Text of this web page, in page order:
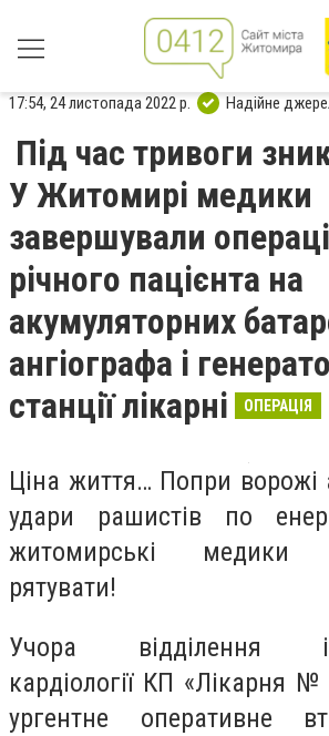
17:54, 24 листопада 2022 р. Надійне
Під час тривоги
У Житомирі медики
завершували
річного пацієнта на
акумуляторних
ангіографа і
станції лікарні
ОПЕРАЦІЯ
Ціна життя… Попри ворожі
удари рашистів по
житомирські медики
рятувати!
Учора відділення
кардіології КП «Лікарня
ургентне оперативне